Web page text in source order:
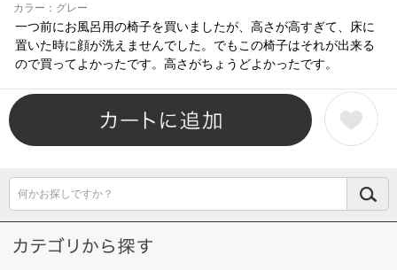
カラー：グレー
一つ前にお風呂用の椅子を買いましたが、高さが高すぎて、床に
置いた時に顔が洗えませんでした。でもこの椅子はそれが出来る
ので買ってよかったです。高さがちょうどよかったです。
何かお探しですか？